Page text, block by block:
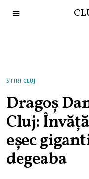
STIRI CLUJ
Dragoș
Cluj:
eșec
degeaba